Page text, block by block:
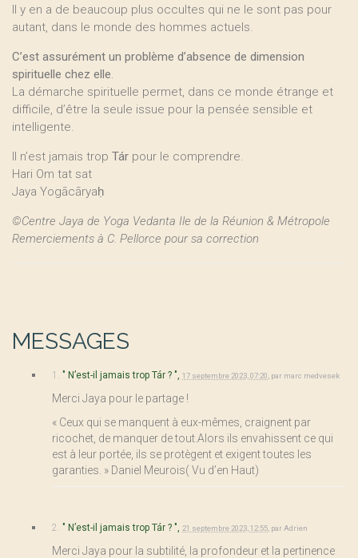
Il y en a de beaucoup plus occultes qui ne le sont pas pour
autant, dans le monde des hommes actuels.
C’est assurément un problème d’absence de dimension
spirituelle chez elle.
La démarche spirituelle permet, dans ce monde étrange et
difficile, d’être la seule issue pour la pensée sensible et
intelligente.
Il n’est jamais trop Tár pour le comprendre.
Hari Om tat sat
Jaya Yogācāryaḥ
©Centre Jaya de Yoga Vedanta Ile de la Réunion & Métropole
Remerciements à C. Pellorce pour sa correction
MESSAGES
1. " N’est-il jamais trop Tár ? ", 17 septembre 2023, 07:20 par marc medvesek
Merci Jaya pour le partage !
« Ceux qui se manquent à eux-mêmes, craignent par
ricochet, de manquer de tout.Alors ils envahissent ce qui
est à leur portée, ils se protègent et exigent toutes les
garanties. » Daniel Meurois( Vu d’en Haut)
2. " N’est-il jamais trop Tár ? ", 21 septembre 2023, 12:55 par Adrien
Merci Jaya pour la subtilité, la profondeur et la pertinence